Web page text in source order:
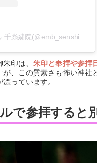
印は、 朱印と奉拝や参拝
が、この質素さも怖い神社
っています。
で参拝すると